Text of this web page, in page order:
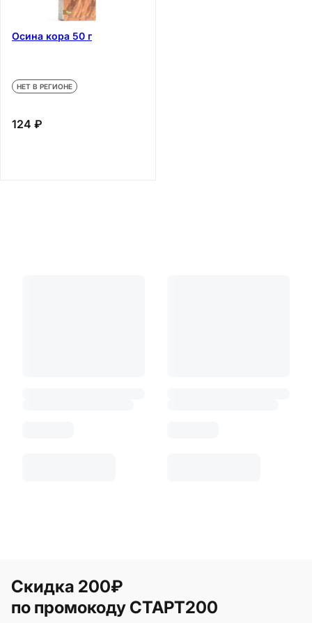
Осина кора 50 г
НЕТ В РЕГИОНЕ
124 ₽
Скидка 200₽
по промокоду СТАРТ200